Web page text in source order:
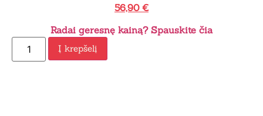
56,90 €
Radai geresnę kainą? Spauskite čia
Į krepšelį